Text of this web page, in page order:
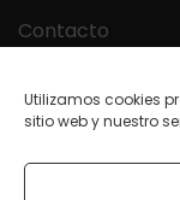
Utilizamos cookies
sitio web y nuestro
Contacto
32840 BANDE
WhatsApp